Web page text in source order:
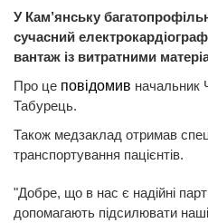
У Кам’янську
сучасний
вантаж із витратними
Про це повідомив начальник
Табурець.
Також медзаклад отримав
транспортування пацієнтів.
"Добре, що в нас є надійні
допомагають підсилювати